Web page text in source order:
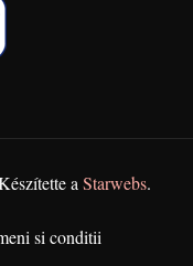
aStarwebs.
si conditii